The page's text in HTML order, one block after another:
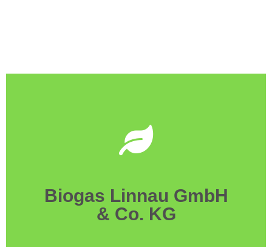
Biogas Linnau GmbH
& Co. KG
& Co. KG
Deutschland